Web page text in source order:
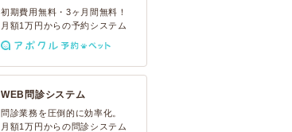
初期費用無料・3ヶ月間無料！
月額1万円からの予約システム
WEB問診システム
問診業務を圧倒的に効率化。
月額1万円からの問診システム